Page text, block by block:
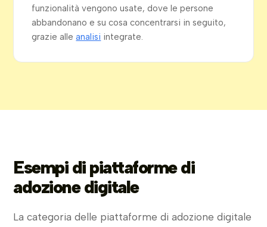
funzionalità vengono usate, dove le persone
abbandonano e su cosa concentrarsi in seguito,
grazie alleanalisi integrate.
Esempi di piattaforme di
adozione digitale
La categoria delle piattaforme di adozione digitale